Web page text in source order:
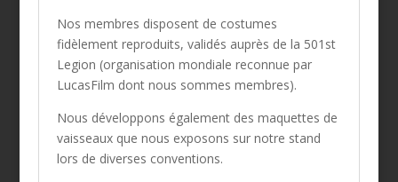
Nos membres disposent de costumes
fidèlement reproduits, validés auprès de la 501st
Legion (organisation mondiale reconnue par
LucasFilm dont nous sommes membres).
Nous développons également des maquettes de
vaisseaux que nous exposons sur notre stand
lors de diverses conventions.